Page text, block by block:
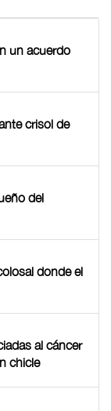
un acuerdo
crisol de
del
donde el
al cáncer
chicle